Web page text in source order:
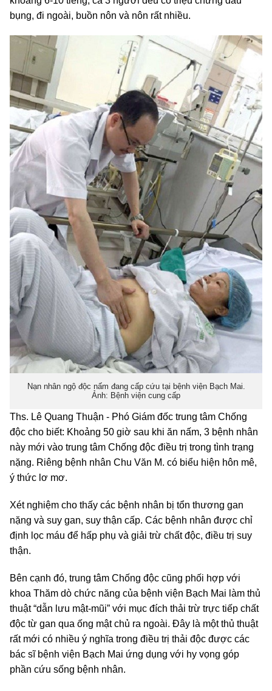
bụng, đi ngoài, buồn nôn và nôn rất nhiều.
Nạn nhân ngộ độc nấm đang cấp cứu tại bệnh viện Bạch Mai.
Ảnh: Bệnh viện cung cấp
Ths. Lê Quang Thuận - Phó Giám đốc trung tâm Chống
độc cho biết: Khoảng 50 giờ sau khi ăn nấm, 3 bệnh nhân
này mới vào trung tâm Chống độc điều trị trong tình trạng
nặng. Riêng bệnh nhân Chu Văn M. có biểu hiện hôn mê,
ý thức lơ mơ.
Xét nghiệm cho thấy các bệnh nhân bị tổn thương gan
nặng và suy gan, suy thận cấp. Các bệnh nhân được chỉ
định lọc máu để hấp phụ và giải trừ chất độc, điều trị suy
thận.
Bên cạnh đó, trung tâm Chống độc cũng phối hợp với
khoa Thăm dò chức năng của bệnh viện Bạch Mai làm thủ
thuật “dẫn lưu mật-mũi” với mục đích thải trừ trực tiếp chất
độc từ gan qua ống mật chủ ra ngoài. Đây là một thủ thuật
rất mới có nhiều ý nghĩa trong điều trị thải độc được các
bác sĩ bệnh viện Bạch Mai ứng dụng với hy vọng góp
phần cứu sống bệnh nhân.